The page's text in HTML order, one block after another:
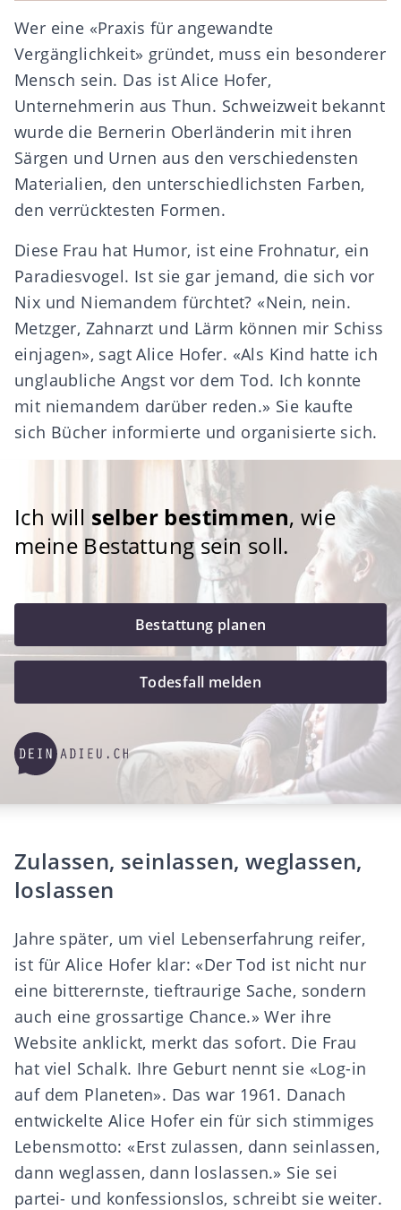
Wer eine «Praxis für angewandte
Vergänglichkeit» gründet, muss ein besonderer
Mensch sein. Das ist Alice Hofer,
Unternehmerin aus Thun. Schweizweit bekannt
wurde die Bernerin Oberländerin mit ihren
Särgen und Urnen aus den verschiedensten
Materialien, den unterschiedlichsten Farben,
den verrücktesten Formen.
Diese Frau hat Humor, ist eine Frohnatur, ein
Paradiesvogel. Ist sie gar jemand, die sich vor
Nix und Niemandem fürchtet? «Nein, nein.
Metzger, Zahnarzt und Lärm können mir Schiss
einjagen», sagt Alice Hofer. «Als Kind hatte ich
unglaubliche Angst vor dem Tod. Ich konnte
mit niemandem darüber reden.» Sie kaufte
sich Bücher informierte und organisierte sich.
Ich will selber bestimmen, wie
meine Bestattung sein soll.
Bestattung planen
Todesfall melden
Zulassen, seinlassen, weglassen,
loslassen
Jahre später, um viel Lebenserfahrung reifer,
ist für Alice Hofer klar: «Der Tod ist nicht nur
eine bitterernste, tieftraurige Sache, sondern
auch eine grossartige Chance.» Wer ihre
Website anklickt, merkt das sofort. Die Frau
hat viel Schalk. Ihre Geburt nennt sie «Log-in
auf dem Planeten». Das war 1961. Danach
entwickelte Alice Hofer ein für sich stimmiges
Lebensmotto: «Erst zulassen, dann seinlassen,
dann weglassen, dann loslassen.» Sie sei
partei- und konfessionslos, schreibt sie weiter.